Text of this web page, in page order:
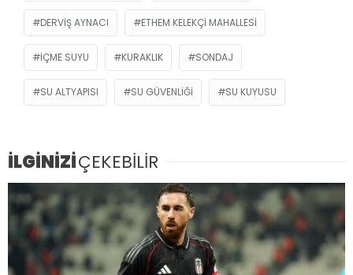
DERVIŞ AYNACI ETHEM KELEKÇI MAHALLESI
IÇME SUYU KURAKLIK SONDAJ
SU ALTYAPISI SU GÜVENLIĞI SU KUYUSU
İLGİNİZİÇEKEBİLİR